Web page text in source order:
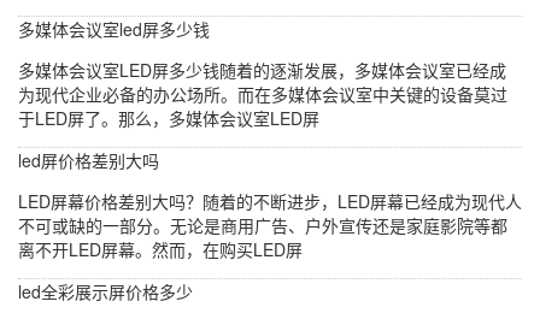
多媒体会议室led屏多少钱
多媒体会议室LED屏多少钱随着的逐渐发展，多媒体会议室已经成
为现代企业必备的办公场所。而在多媒体会议室中关键的设备莫过
于LED屏了。那么，多媒体会议室LED屏
led屏价格差别大吗
LED屏幕价格差别大吗？随着的不断进步，LED屏幕已经成为现代人
不可或缺的一部分。无论是商用广告、户外宣传还是家庭影院等都
离不开LED屏幕。然而，在购买LED屏
led全彩展示屏价格多少